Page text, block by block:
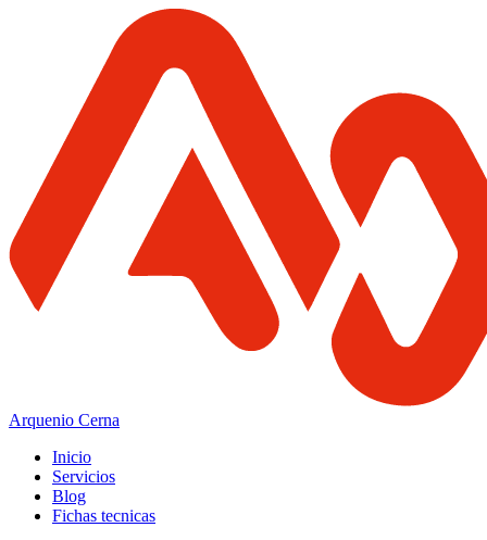
Arquenio Cerna
Inicio
Servicios
Blog
Fichas tecnicas